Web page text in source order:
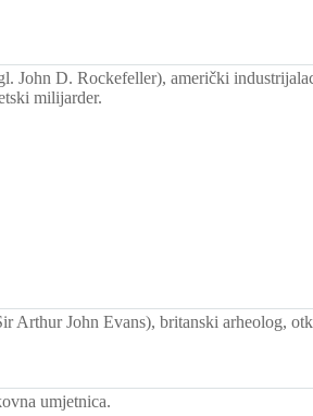
John D. Rockefeller), američki
milijarder.
Arthur John Evans), britanski arheolog,
umjetnica.